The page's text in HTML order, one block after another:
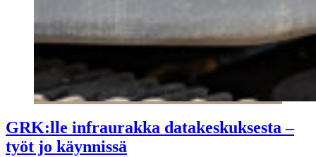
GRK:lle infraurakka datakeskuksesta –
työt jo käynnissä